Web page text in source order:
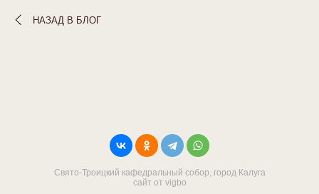
НАЗАД В БЛОГ
Свято-Троицкий кафедральный собор, город Калуга
сайт от vigbo